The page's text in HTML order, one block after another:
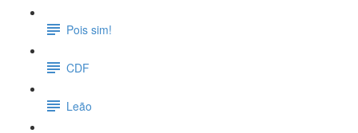
Pois sim!
CDF
Leão